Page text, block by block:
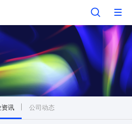
讯 公司动态